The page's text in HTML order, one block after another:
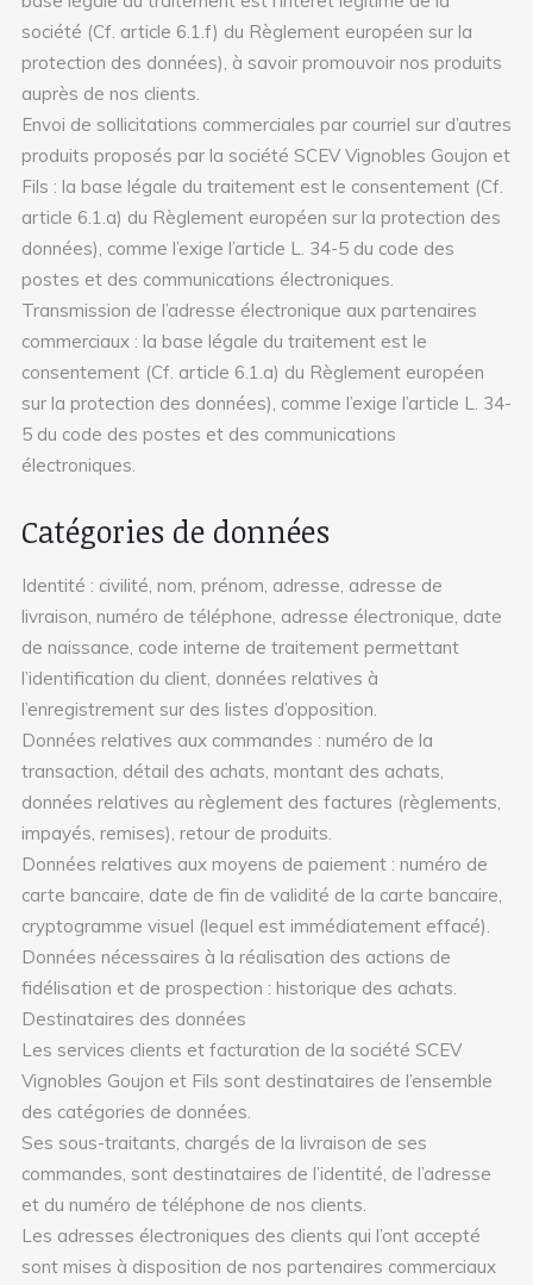
société (Cf. article 6.1.f) du Règlement européen sur la
protection des données), à savoir promouvoir nos produits
auprès de nos clients.
Envoi de sollicitations commerciales par courriel sur d’autres
produits proposés par la société SCEV Vignobles Goujon et
Fils : la base légale du traitement est le consentement (Cf.
article 6.1.a) du Règlement européen sur la protection des
données), comme l’exige l’article L. 34-5 du code des
postes et des communications électroniques.
Transmission de l’adresse électronique aux partenaires
commerciaux : la base légale du traitement est le
consentement (Cf. article 6.1.a) du Règlement européen
sur la protection des données), comme l’exige l’article L. 34-
5 du code des postes et des communications
électroniques.
Catégories de données
Identité : civilité, nom, prénom, adresse, adresse de
livraison, numéro de téléphone, adresse électronique, date
de naissance, code interne de traitement permettant
l’identification du client, données relatives à
l’enregistrement sur des listes d’opposition.
Données relatives aux commandes : numéro de la
transaction, détail des achats, montant des achats,
données relatives au règlement des factures (règlements,
impayés, remises), retour de produits.
Données relatives aux moyens de paiement : numéro de
carte bancaire, date de fin de validité de la carte bancaire,
cryptogramme visuel (lequel est immédiatement effacé).
Données nécessaires à la réalisation des actions de
fidélisation et de prospection : historique des achats.
Destinataires des données
Les services clients et facturation de la société SCEV
Vignobles Goujon et Fils sont destinataires de l’ensemble
des catégories de données.
Ses sous-traitants, chargés de la livraison de ses
commandes, sont destinataires de l’identité, de l’adresse
et du numéro de téléphone de nos clients.
Les adresses électroniques des clients qui l’ont accepté
sont mises à disposition de nos partenaires commerciaux